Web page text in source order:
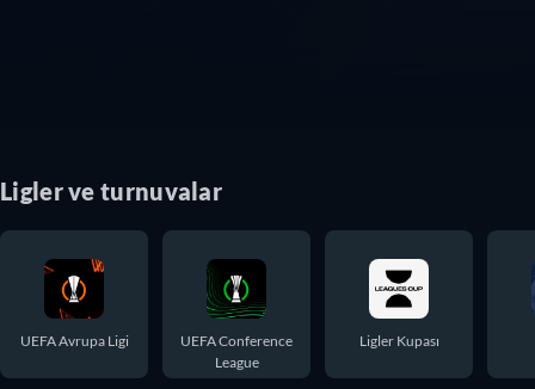
Ligler ve turnuvalar
UEFA Avrupa Ligi
UEFA Conference
League
Ligler Kupası